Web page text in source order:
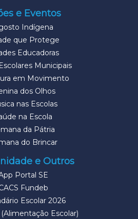
e Eventos
Indígena
que Protege
Educadoras
Municipais
em Movimento
dos Olhos
nas Escolas
na Escola
da Pátria
do Brincar
e Outros
Portal SE
Fundeb
Escolar 2026
Escolar)